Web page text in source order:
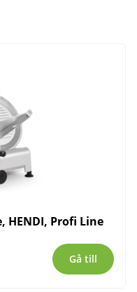
HENDI, Profi Line
Gå till